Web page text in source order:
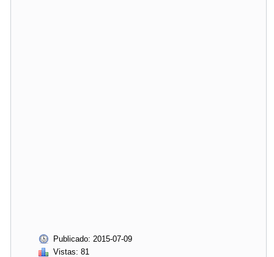
Publicado: 2015-07-09
Vistas: 81